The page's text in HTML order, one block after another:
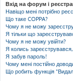
Вхід на форум і
Навіщо мені потрібно
Що таке COPPA?
Чому я не можу
Я тільки що
Чому я не можу увійти?
Я колись
Я забув пароль!
Чому мені постійно
Що робить функція